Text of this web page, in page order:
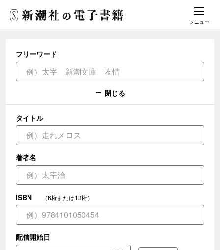
メニュー
フリーワード
閉じる
タイトル
著者名
ISBN （6桁または13桁）
配信開始日